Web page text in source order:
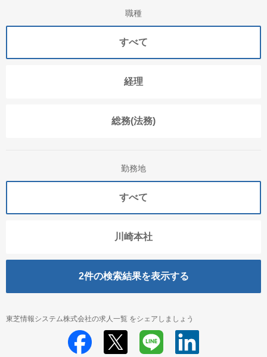
職種
すべて
経理
総務(法務)
勤務地
すべて
川崎本社
2件の検索結果を表示する
東芝情報システム株式会社の求人一覧 をシェアしましょう